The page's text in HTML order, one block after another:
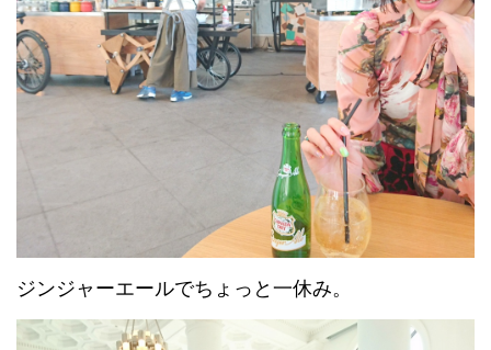
ジンジャーエールでちょっと一休み。